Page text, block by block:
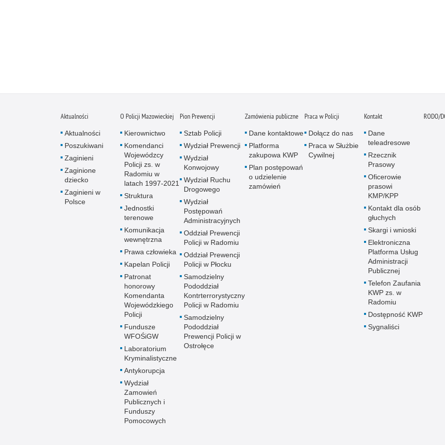
Aktualności
Aktualności
Poszukiwani
Zaginieni
Zaginione
dziecko
Zaginieni w
Polsce
O Policji Mazowieckiej
Kierownictwo
Komendanci
Wojewódzcy
Policji zs. w
Radomiu w
latach 1997-2021
Struktura
Jednostki
terenowe
Komunikacja
wewnętrzna
Prawa człowieka
Kapelan Policji
Patronat
honorowy
Komendanta
Wojewódzkiego
Policji
Fundusze
WFOŚiGW
Laboratorium
Kryminalistyczne
Antykorupcja
Wydział
Zamowień
Publicznych i
Funduszy
Pomocowych
Pion Prewencji
Sztab Policji
Wydział Prewencji
Wydział
Konwojowy
Wydział Ruchu
Drogowego
Wydział
Postępowań
Administracyjnych
Oddział Prewencji
Policji w Radomiu
Oddział Prewencji
Policji w Płocku
Samodzielny
Pododdział
Kontrterrorystyczny
Policji w Radomiu
Samodzielny
Pododdział
Prewencji Policji w
Ostrołęce
Zamówienia publiczne
Dane kontaktowe
Platforma
zakupowa KWP
Plan postępowań
o udzielenie
zamówień
Praca w Policji
Dołącz do nas
Praca w Służbie
Cywilnej
Kontakt
Dane
teleadresowe
Rzecznik
Prasowy
Oficerowie
prasowi
KMP/KPP
Kontakt dla osób
głuchych
Skargi i wnioski
Elektroniczna
Platforma Usług
Administracji
Publicznej
Telefon Zaufania
KWP zs. w
Radomiu
Dostępność KWP
Sygnaliści
RODO/